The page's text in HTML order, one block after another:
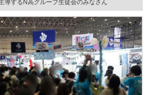
導するN高グループ生徒会のみなさん